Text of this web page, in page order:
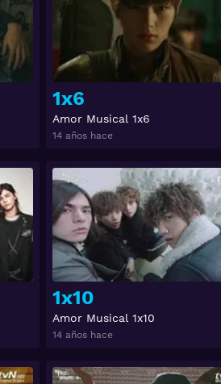
1x6
Amor Musical 1x6
14 años hace
Ver
1x10
Amor Musical 1x10
14 años hace
Ver